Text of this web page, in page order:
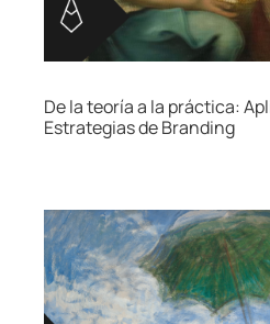
De la teoría a la práctica:
Estrategias de Branding